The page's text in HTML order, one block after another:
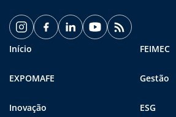
Início FEIMEC
EXPOMAFE Gestão
Inovação ESG